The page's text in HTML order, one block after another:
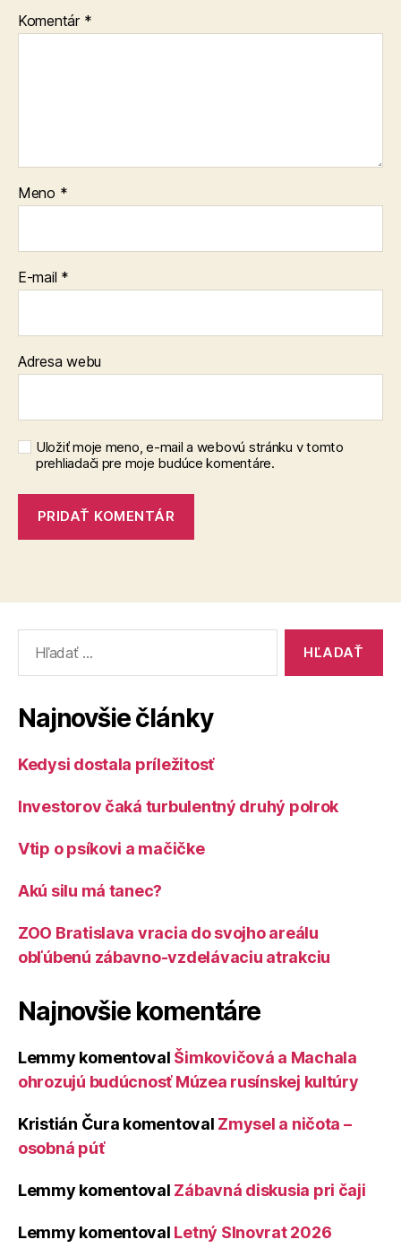
Komentár *
Meno *
E-mail *
Adresa webu
Uložiť moje meno, e-mail a webovú stránku v tomto
prehliadači pre moje budúce komentáre.
Najnovšie články
Kedysi dostala príležitosť
Investorov čaká turbulentný druhý polrok
Vtip o psíkovi a mačičke
Akú silu má tanec?
ZOO Bratislava vracia do svojho areálu
obľúbenú zábavno-vzdelávaciu atrakciu
Najnovšie komentáre
Lemmy komentoval Šimkovičová a Machala
ohrozujú budúcnosť Múzea rusínskej kultúry
Kristián Čura komentoval Zmysel a ničota –
osobná púť
Lemmy komentoval Zábavná diskusia pri čaji
Lemmy komentoval Letný Slnovrat 2026